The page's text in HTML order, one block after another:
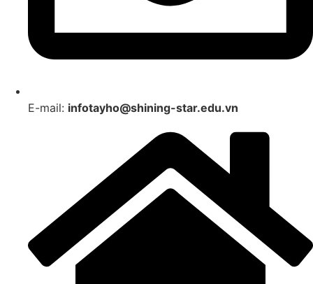
E-mail: infotayho@shining-star.edu.vn